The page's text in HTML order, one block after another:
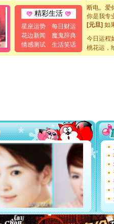
精彩生活
星座运势
每日财运
花边新闻
魔鬼辞典
情感测试
生活笑话
断电。爱
你是我专
[元旦]如
起；二是
离。水晶
[元旦]当
泣，这痛
[圣诞节]
你太多
要平安！
[圣诞节]
能正大
都要快乐
[圣诞节]
如意,快
[元旦]
看
断电。
你是我专
[元旦]如
今日运程
桃花运，